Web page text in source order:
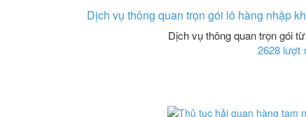
Dịch vụ thông quan trọn gói lô hàng nhập
Dịch vụ thông quan trọn gói
2628 lượt